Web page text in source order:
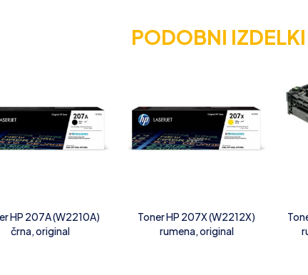
PODOBNI IZDELKI
HP 207A (W2210A)
črna, original
Toner HP 207X (W2212X)
rumena, original